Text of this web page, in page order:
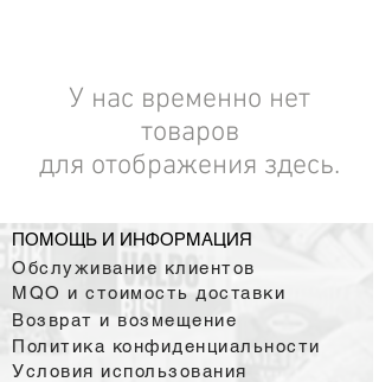
У нас временно нет
товаров
для отображения здесь.
ПОМОЩЬ И ИНФОРМАЦИЯ
Обслуживание клиентов
MQO и стоимость доставки
Возврат и возмещение
Политика конфиденциальности
Условия использования